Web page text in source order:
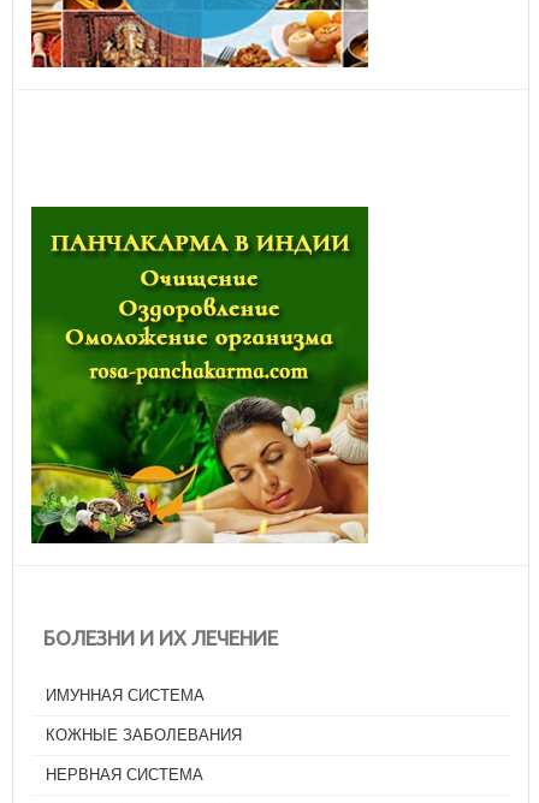
БОЛЕЗНИ И ИХ ЛЕЧЕНИЕ
ИМУННАЯ СИСТЕМА
КОЖНЫЕ ЗАБОЛЕВАНИЯ
НЕРВНАЯ СИСТЕМА